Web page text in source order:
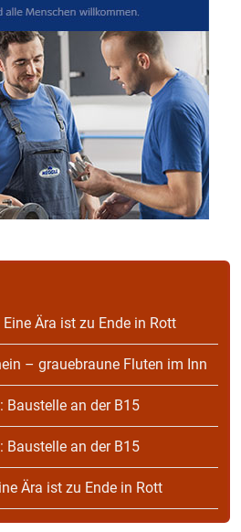
Eine Ära ist zu Ende in Rott
– grauebraune Fluten im Inn
Baustelle an der B15
Baustelle an der B15
Ära ist zu Ende in Rott